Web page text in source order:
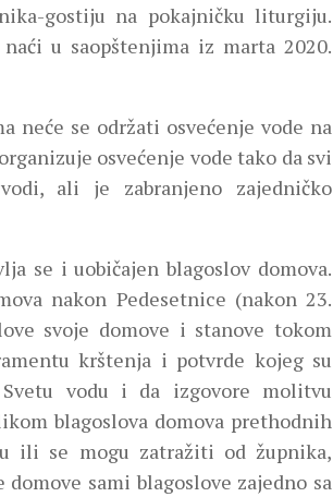
gostiju na pokajničku liturgiju.
u saopštenjima iz marta 2020.
neće se održati osvećenje vode na
osvećenje vode tako da svi
ali je zabranjeno zajedničko
se i uobičajen blagoslov domova.
nakon Pedesetnice (nakon 23.
svoje domove i stanove tokom
krštenja i potvrde kojeg su
vodu i da izgovore molitvu
blagoslova domova prethodnih
ili se mogu zatražiti od župnika,
sami blagoslove zajedno sa